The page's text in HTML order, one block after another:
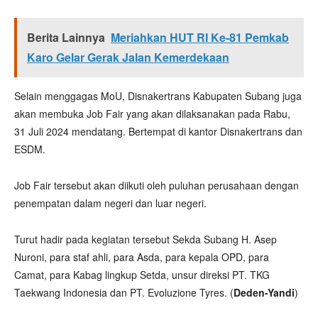
Berita Lainnya Meriahkan HUT RI Ke-81 Pemkab
Karo Gelar Gerak Jalan Kemerdekaan
Selain menggagas MoU, Disnakertrans Kabupaten Subang juga
akan membuka Job Fair yang akan dilaksanakan pada Rabu,
31 Juli 2024 mendatang. Bertempat di kantor Disnakertrans dan
ESDM.
Job Fair tersebut akan diikuti oleh puluhan perusahaan dengan
penempatan dalam negeri dan luar negeri.
Turut hadir pada kegiatan tersebut Sekda Subang H. Asep
Nuroni, para staf ahli, para Asda, para kepala OPD, para
Camat, para Kabag lingkup Setda, unsur direksi PT. TKG
Taekwang Indonesia dan PT. Evoluzione Tyres. (Deden-Yandi)